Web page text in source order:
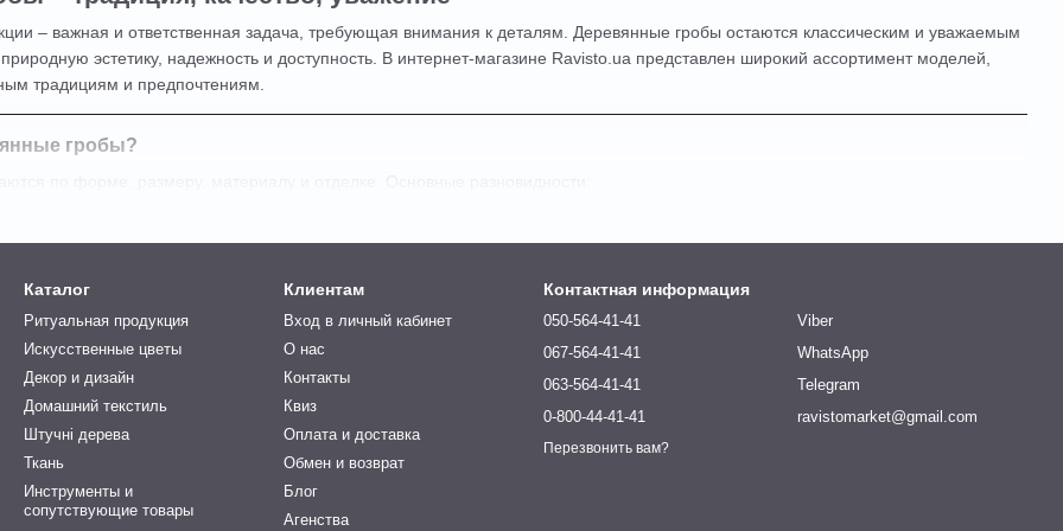
– важная и ответственная задача, требующая внимания к деталям. Деревянные гробы остаются классическим и уважаемым
эстетику, надежность и доступность. В интернет-магазине Ravisto.ua представлен широкий ассортимент моделей,
традициям и предпочтениям.
гробы?
позолотой
– для торжественных церемоний.
но качественные модели.
разные породы дерева:
и надежности.
но требует дополнительной обработки.
подходят для изысканной отделки.
от стандартных тканевых вставок до роскошных бархатных покрытий.
Каталог
Ритуальная продукция
Искусственные цветы
Декор и дизайн
Домашний текстиль
Штучні дерева
Ткань
Инструменты и
сопутствующие товары
Клиентам
Вход в личный кабинет
О нас
Контакты
Квиз
Оплата и доставка
Обмен и возврат
Блог
Агенства
Контактная информация
050-564-41-41
067-564-41-41
063-564-41-41
0-800-44-41-41
Перезвонить вам?
Viber
WhatsApp
Telegram
ravistomarket@gmail.com